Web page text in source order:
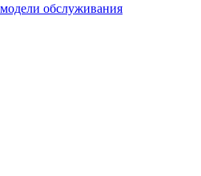
обслуживания